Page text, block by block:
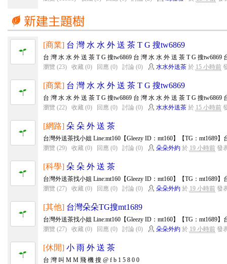
[商業] 台 灣 水 水 外 送 茶 T G 搜tw6869
台 灣 水 水 外 送 茶 T G 搜tw6869 台 灣 水 水 外 送 茶 T G 搜tw6869
瀏覽 (23)
收藏 (0) 回應 (0) 討論 (0) 水水外送茶於 15 小時前
[商業] 台 灣 水 水 外 送 茶 T G 搜tw6869
台 灣 水 水 外 送 茶 T G 搜tw6869 台 灣 水 水 外 送 茶 T G 搜tw6869
瀏覽 (22)
收藏 (0) 回應 (0) 討論 (0) 水水外送茶於 15 小時前
[網路] 朵 朵 外 送 茶
台灣外送茶找小姐 Line:mt160【Gleezy ID：mt160】【TG：mt1689
瀏覽 (29)
收藏 (0) 回應 (0) 討論 (0) 朵朵外約於 19 小時前發
[科學] 朵 朵 外 送 茶
台灣外送茶找小姐 Line:mt160【Gleezy ID：mt160】【TG：mt1689
瀏覽 (27)
收藏 (0) 回應 (0) 討論 (0) 朵朵外約於 19 小時前發
[其他] 台灣朵朵TG搜mt1689
台灣外送茶找小姐 Line:mt160【Gleezy ID：mt160】【TG：mt1689
瀏覽 (27)
收藏 (0) 回應 (0) 討論 (0) 朵朵外約於 19 小時前發
[休閒] 小 雨 外 送 茶
台 灣 叫 M M 飛 機 搜 @ f b 1 5 8 0 0